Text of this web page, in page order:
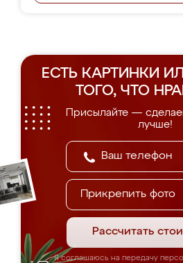
ЕСТЬ КАРТИНКИ
ТОГО, ЧТО
Присылайте —
лучше!
Прикрепить фото
Рассчитать
Я соглашаюсь на передачу